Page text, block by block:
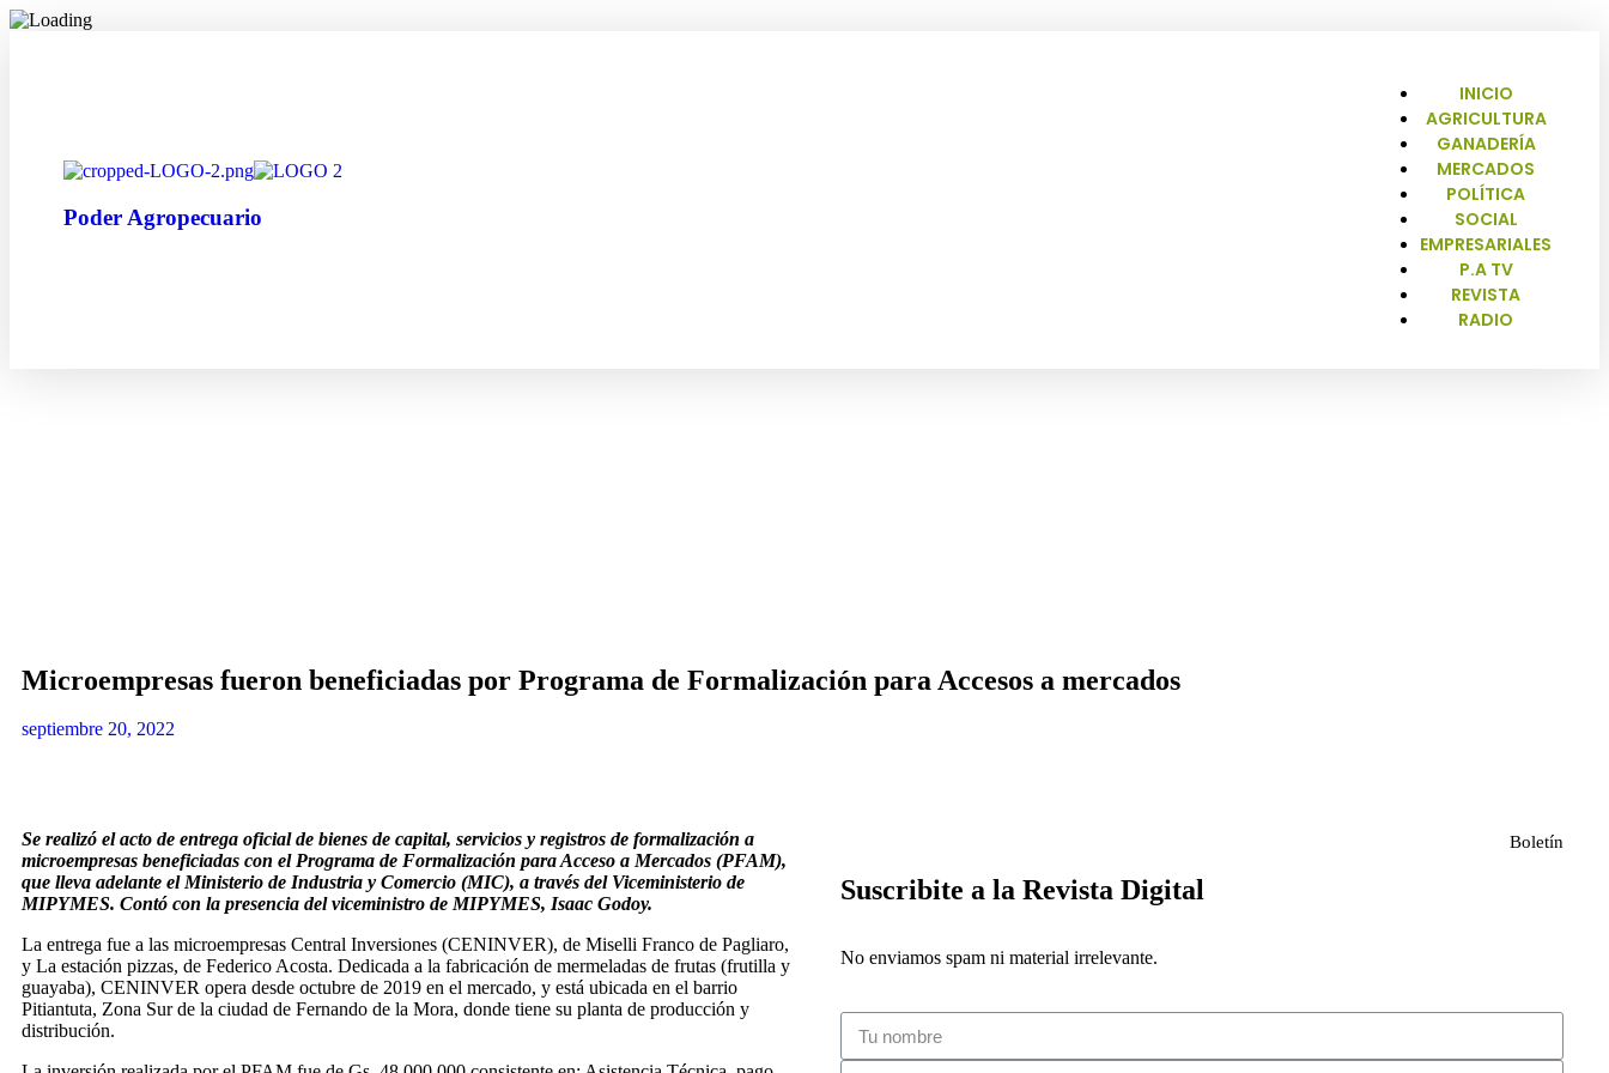
Poder Agropecuario
INICIO
AGRICULTURA
GANADERÍA
MERCADOS
POLÍTICA
SOCIAL
EMPRESARIALES
P.A TV
REVISTA
RADIO
Microempresas fueron beneficiadas por Programa de Formalización para Accesos a mercados
septiembre 20, 2022
Se realizó el acto de entrega oficial de bienes de capital, servicios y registros de formalización a
microempresas beneficiadas con el Programa de Formalización para Acceso a Mercados (PFAM),
que lleva adelante el Ministerio de Industria y Comercio (MIC), a través del Viceministerio de
MIPYMES. Contó con la presencia del viceministro de MIPYMES, Isaac Godoy.
La entrega fue a las microempresas Central Inversiones (CENINVER), de Miselli Franco de Pagliaro,
y La estación pizzas, de Federico Acosta. Dedicada a la fabricación de mermeladas de frutas (frutilla y
guayaba), CENINVER opera desde octubre de 2019 en el mercado, y está ubicada en el barrio
Pitiantuta, Zona Sur de la ciudad de Fernando de la Mora, donde tiene su planta de producción y
distribución.
Boletín
Suscribite a la Revista Digital
No enviamos spam ni material irrelevante.